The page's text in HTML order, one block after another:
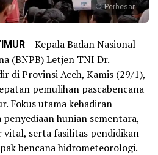
Perbesar
– Kepala Badan Nasional
(BNPB) Letjen TNI Dr.
di Provinsi Aceh, Kamis (29/1),
pemulihan pascabencana
Fokus utama kehadiran
hunian sementara,
serta fasilitas pendidikan
bencana hidrometeorologi.